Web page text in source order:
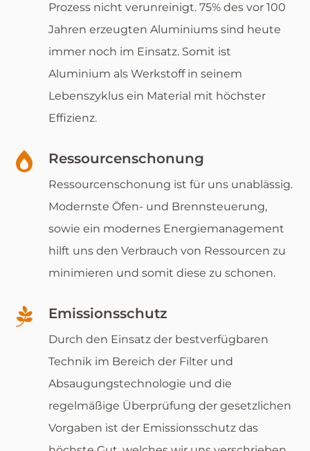
Prozess nicht verunreinigt. 75% des vor 100
Jahren erzeugten Aluminiums sind heute
immer noch im Einsatz. Somit ist
Aluminium als Werkstoff in seinem
Lebenszyklus ein Material mit höchster
Effizienz.
 Ressourcenschonung
Ressourcenschonung ist für uns unablässig.
Modernste Öfen- und Brennsteuerung,
sowie ein modernes Energiemanagement
hilft uns den Verbrauch von Ressourcen zu
minimieren und somit diese zu schonen.
 Emissionsschutz
Durch den Einsatz der bestverfügbaren
Technik im Bereich der Filter und
Absaugungstechnologie und die
regelmäßige Überprüfung der gesetzlichen
Vorgaben ist der Emissionsschutz das